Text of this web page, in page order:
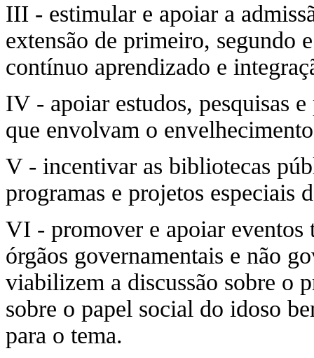
III - estimular e apoiar a
extensão de primeiro, segundo
contínuo aprendizado e
IV - apoiar estudos, pesquisas
que envolvam o
V - incentivar as bibliotecas
programas e projetos especiais
VI - promover e apoiar
órgãos governamentais e não
viabilizem a discussão sobre o
sobre o papel social do idoso
para o tema.